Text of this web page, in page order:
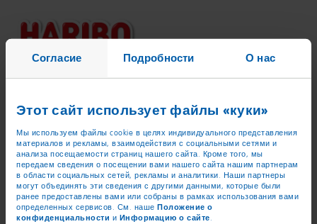
Согласие Подробности О нас
Этот сайт использует файлы «куки»
Мы используем файлы cookie в целях индивидуального представления
материалов и рекламы, взаимодействия с социальными сетями и
анализа посещаемости страниц нашего сайта. Кроме того, мы
передаем сведения о посещении вами нашего сайта нашим партнерам
в области социальных сетей, рекламы и аналитики. Наши партнеры
могут объединять эти сведения с другими данными, которые были
ранее предоставлены вами или собраны в рамках использования вами
определенных сервисов. См. наше Положение о
конфиденциальности и Информацию о сайте.